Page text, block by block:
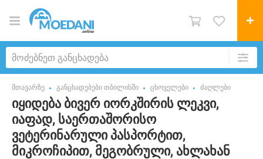
მთავარზე განცხადებები თბილისში ცხოველები ძაღლები
იყიდება ბივერ იორკშირის ლეკვი,
იაფად, საერთაშორისო
ვეტერინარული პასპორტით,
მიკროჩიპით, მეგობრული, ახლახან